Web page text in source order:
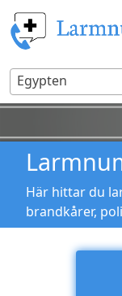
Egypten
Här hittar du
brandkårer,